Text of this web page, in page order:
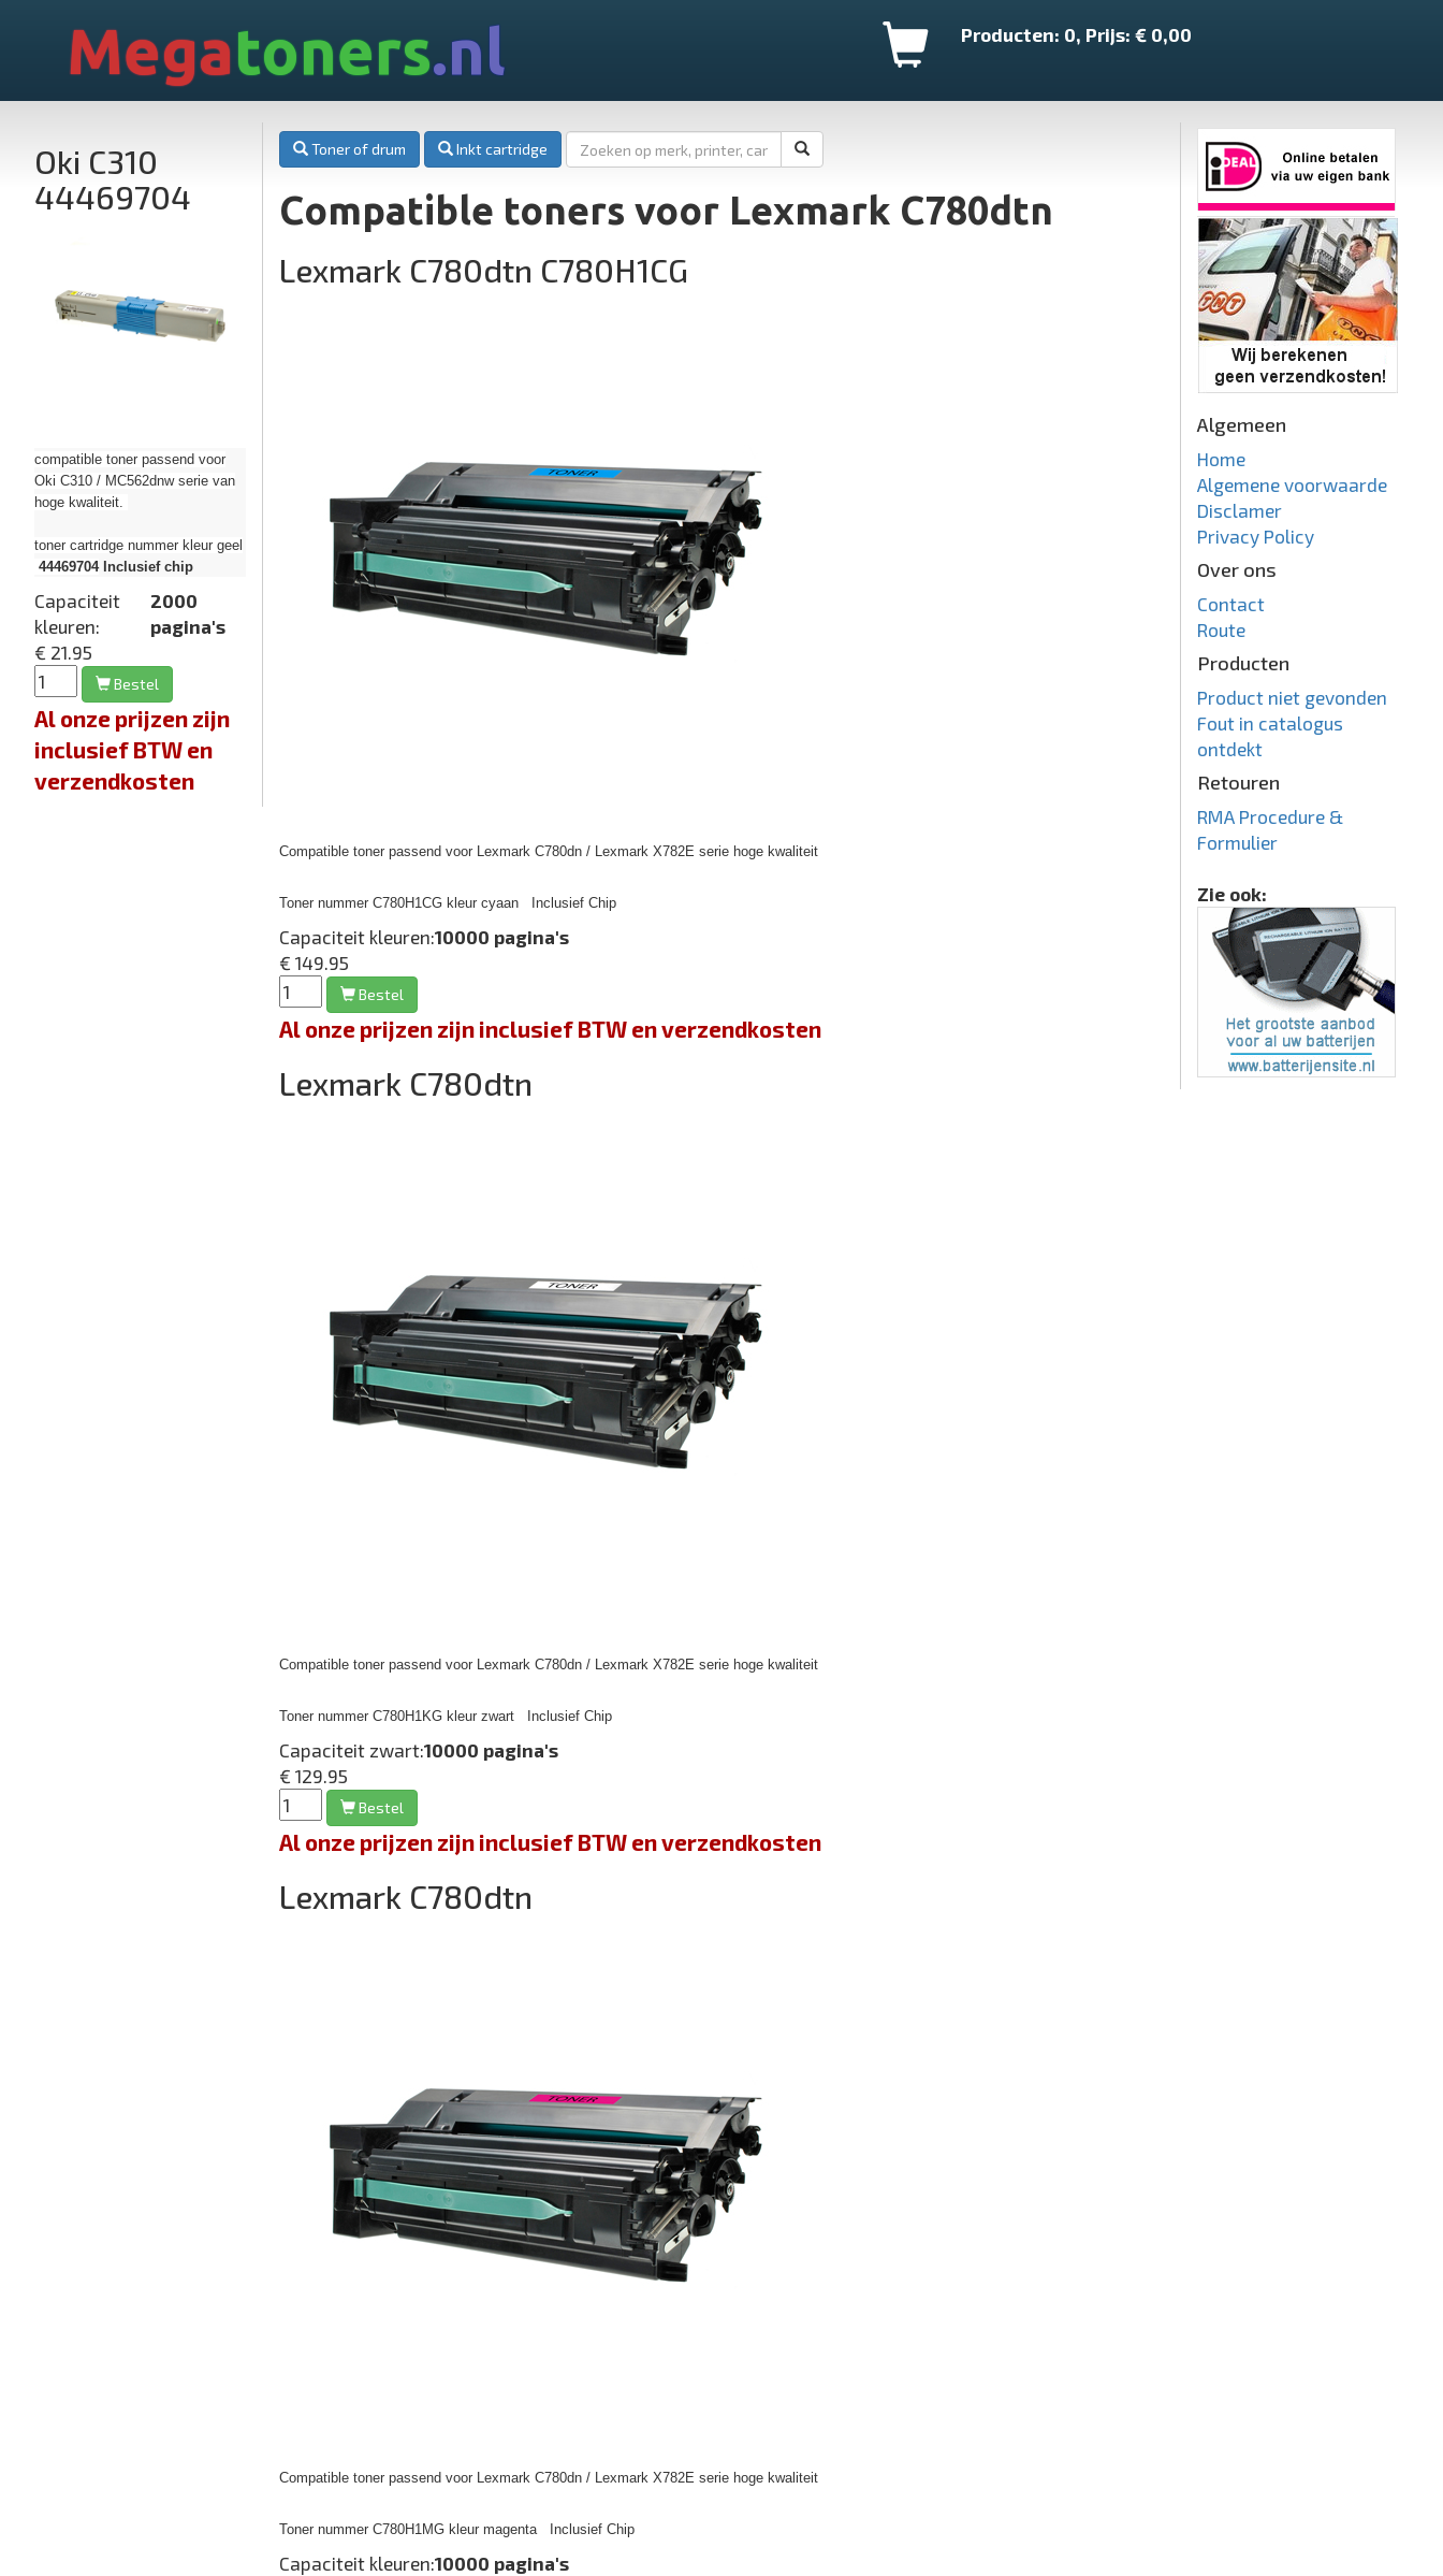
Megatoners.nl Producten: 0, Prijs: € 0,00
Oki C310
44469704
compatible toner passend voor
Oki C310 / MC562dnw serie van
hoge kwaliteit.
toner cartridge nummer kleur geel
44469704Inclusief chip
Capaciteit
kleuren:
2000
pagina's
€ 21.95
Bestel
Al onze prijzen zijn
inclusief BTW en
verzendkosten
Toner of drum Inkt cartridge
Compatible toners voor Lexmark C780dtn
Lexmark C780dtn C780H1CG
Compatible toner passend voor Lexmark C780dn / Lexmark X782E serie hoge kwaliteit
Toner nummer C780H1CG kleur cyaan Inclusief Chip
Capaciteit kleuren:10000 pagina's
€ 149.95
Bestel
Al onze prijzen zijn inclusief BTW en verzendkosten
Lexmark C780dtn
Compatible toner passend voor Lexmark C780dn / Lexmark X782E serie hoge kwaliteit
Toner nummer C780H1KG kleur zwart Inclusief Chip
Capaciteit zwart:10000 pagina's
€ 129.95
Bestel
Al onze prijzen zijn inclusief BTW en verzendkosten
Lexmark C780dtn
Compatible toner passend voor Lexmark C780dn / Lexmark X782E serie hoge kwaliteit
Toner nummer C780H1MG kleur magenta Inclusief Chip
Capaciteit kleuren:10000 pagina's
Algemeen
Home
Algemene voorwaarde
Disclamer
Privacy Policy
Over ons
Contact
Route
Producten
Product niet gevonden
Fout in catalogus
ontdekt
Retouren
RMA Procedure &
Formulier
Zie ook: